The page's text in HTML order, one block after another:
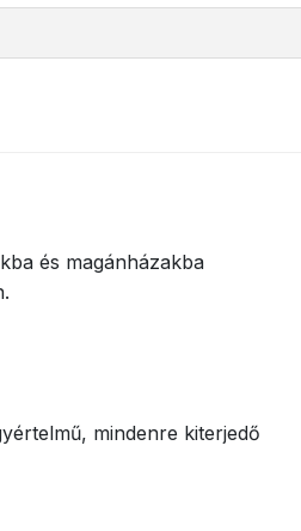
és magánházakba
mindenre kiterjedő